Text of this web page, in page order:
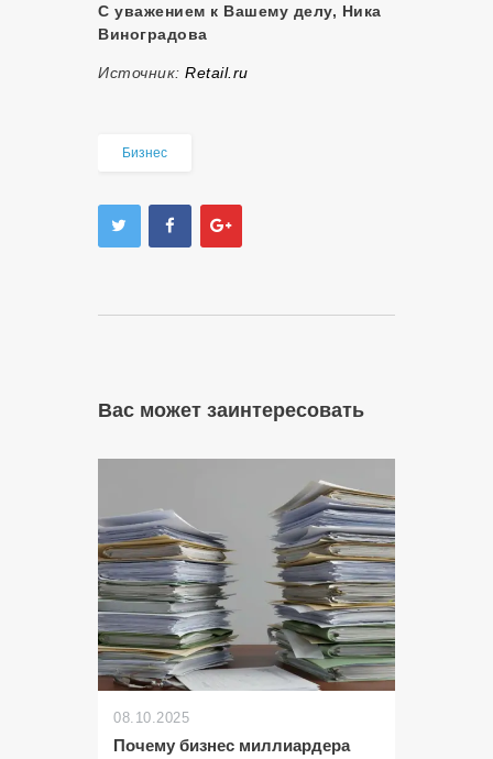
С уважением к Вашему делу, Ника
Виноградова
Источник: Retail.ru
Бизнес
Вас может заинтересовать
08.10.2025
Почему бизнес миллиардера